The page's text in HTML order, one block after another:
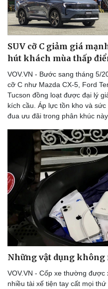
Sức khỏe
Dinh dưỡng - món ngon
Cây thuốc
Sản phụ khoa
Nhi khoa
Nam khoa
Làm đẹp - giảm cân
Phòng mạch online
Ăn sạch sống khỏe
SUV cỡ C giảm giá
hút khách mùa thấp
VOV.VN - Bước sang tháng 5/
cỡ C như Mazda CX-5, Ford
Tucson đồng loạt được đại lý
kích cầu. Áp lực tồn kho và
đua ưu đãi trong phân khúc này
Những vật dụng không
VOV.VN - Cốp xe thường được
nhiều tài xế tiện tay cất mọi